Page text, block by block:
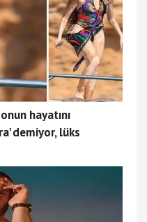
hayatını
demiyor, lüks